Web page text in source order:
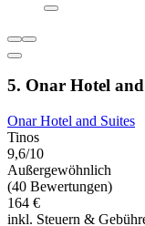
5. Onar Hotel and
Onar Hotel and Suites
Tinos
9,6/10
Außergewöhnlich
(40 Bewertungen)
164 €
inkl. Steuern &